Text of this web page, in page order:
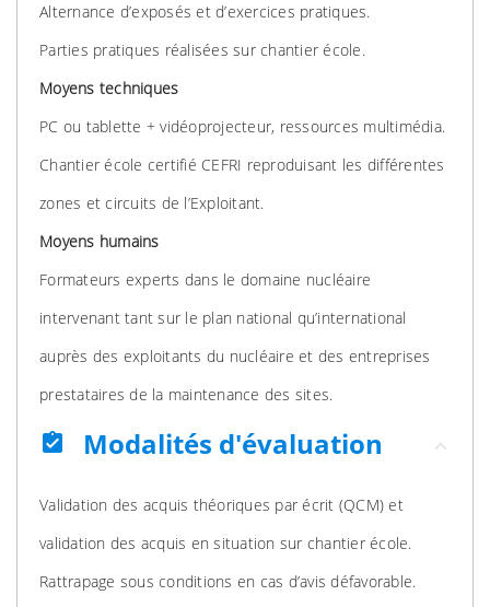
Alternance d’exposés et d’exercices pratiques.
Parties pratiques réalisées sur chantier école.
Moyens techniques
PC ou tablette + vidéoprojecteur, ressources multimédia.
Chantier école certifié CEFRI reproduisant les différentes
zones et circuits de l’Exploitant.
Moyens humains
Formateurs experts dans le domaine nucléaire
intervenant tant sur le plan national qu’international
auprès des exploitants du nucléaire et des entreprises
prestataires de la maintenance des sites.
assignment_turned_in Modalités d'évaluation
Validation des acquis théoriques par écrit (QCM) et
validation des acquis en situation sur chantier école.
Rattrapage sous conditions en cas d’avis défavorable.